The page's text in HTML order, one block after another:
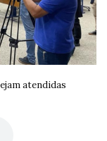
atendidas